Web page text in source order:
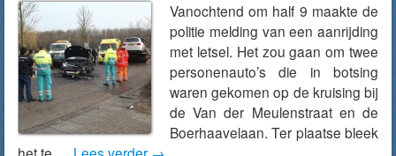
Vanochtend om half 9 maakte de
politie melding van een aanrijding
met letsel. Het zou gaan om twee
personenauto’s die in botsing
waren gekomen op de kruising bij
de Van der Meulenstraat en de
Boerhaavelaan. Ter plaatse bleek